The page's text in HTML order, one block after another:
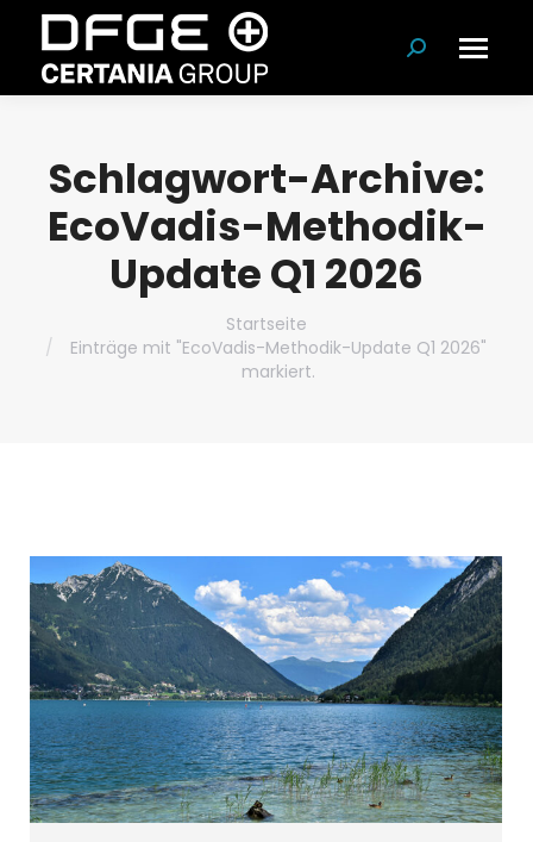
Suchen:
Schlagwort-Archive:
EcoVadis-Methodik-
Update Q1 2026
Startseite
Einträge mit "EcoVadis-Methodik-Update Q1 2026"
markiert.